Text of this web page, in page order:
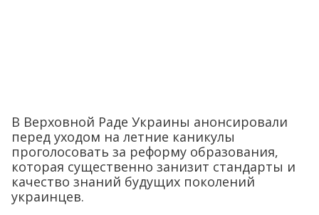
В Верховной Раде Украины анонсировали
перед уходом на летние каникулы
проголосовать за реформу образования,
которая существенно занизит стандарты и
качество знаний будущих поколений
украинцев.